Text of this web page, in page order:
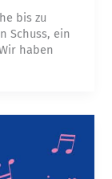
bis zu
Schuss, ein
haben